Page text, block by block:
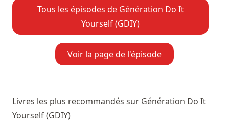
Tous les épisodes de Génération Do It
Yourself (GDIY)
Voir la page de l'épisode
Livres les plus recommandés sur Génération Do It
Yourself (GDIY)